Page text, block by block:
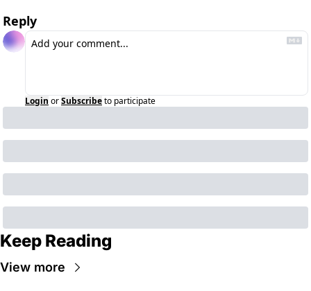
Reply
Login orSubscribeto participate
Keep Reading
View more